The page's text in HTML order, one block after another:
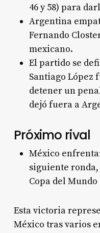
46 y 58) para
Argentina
Fernando
mexicano.
El partido se
Santiago López
detener un
dejó fuera a
Próximo rival
México
siguiente
Copa del Mundo
Esta victoria
México tras varios